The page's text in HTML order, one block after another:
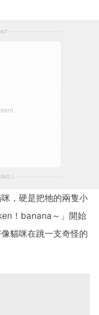
，硬是把牠的兩隻小
！banana～」開始
貓咪在跳一支奇怪的